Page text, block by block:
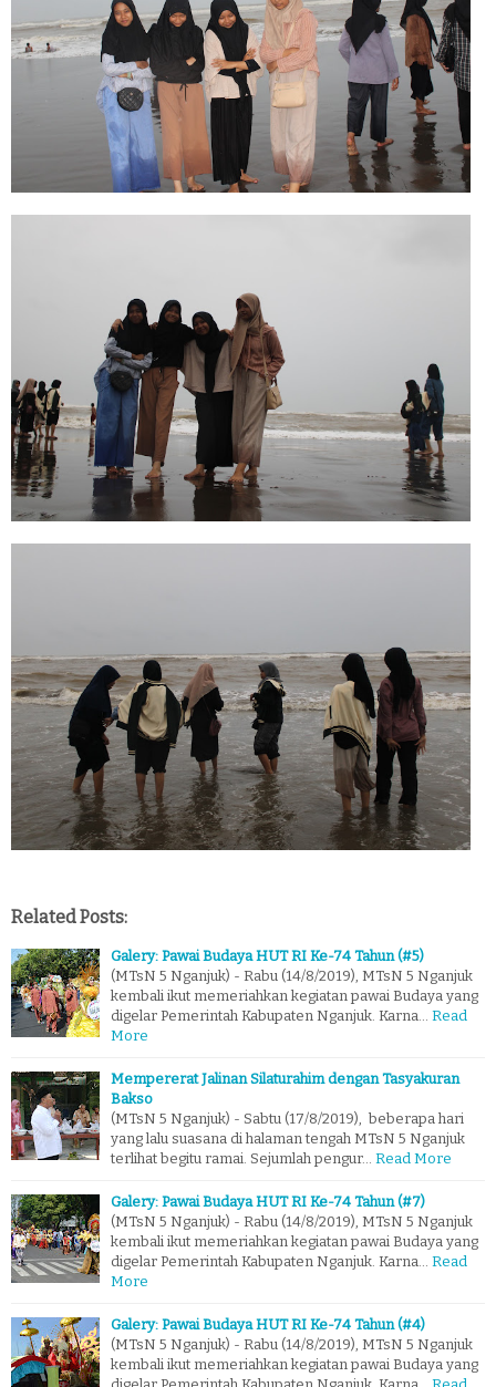
Related Posts:
Galery: Pawai Budaya HUT RI Ke-74 Tahun (#5)
(MTsN 5 Nganjuk) - Rabu (14/8/2019), MTsN 5 Nganjuk
kembali ikut memeriahkan kegiatan pawai Budaya yang
digelar Pemerintah Kabupaten Nganjuk. Karna…
Read
More
Mempererat Jalinan Silaturahim dengan Tasyakuran
Bakso
(MTsN 5 Nganjuk) - Sabtu (17/8/2019), beberapa hari
yang lalu suasana di halaman tengah MTsN 5 Nganjuk
terlihat begitu ramai. Sejumlah pengur…
Read More
Galery: Pawai Budaya HUT RI Ke-74 Tahun (#7)
(MTsN 5 Nganjuk) - Rabu (14/8/2019), MTsN 5 Nganjuk
kembali ikut memeriahkan kegiatan pawai Budaya yang
digelar Pemerintah Kabupaten Nganjuk. Karna…
Read
More
Galery: Pawai Budaya HUT RI Ke-74 Tahun (#4)
(MTsN 5 Nganjuk) - Rabu (14/8/2019), MTsN 5 Nganjuk
kembali ikut memeriahkan kegiatan pawai Budaya yang